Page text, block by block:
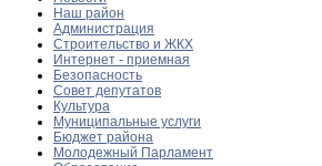
Наш район
Администрация
Строительство и ЖКХ
Интернет - приемная
Безопасность
Совет депутатов
Культура
Муниципальные услуги
Бюджет района
Молодежный Парламент